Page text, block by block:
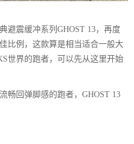
避震缓冲系列GHOST 13，再度
比例，这款算是相当适合一般大
世界的跑者，可以先从这里开始
畅回弹脚感的跑者，GHOST 13